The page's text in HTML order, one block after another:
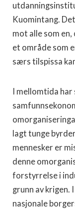
Kuomintang.
mot alle som
et område som
særs tilspissa
I mellomtida
lagt tunge
mennesker er
denne
forstyrrelse i
grunn av
nasjonale